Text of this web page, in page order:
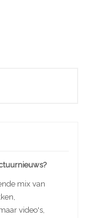
mix van
video's,